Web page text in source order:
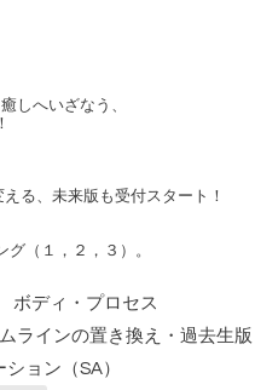
しへいざなう、
る、未来版も受付スタート！
（１，２，３）。
ボディ・プロセス
ラインの置き換え・過去生版
ョン（SA）